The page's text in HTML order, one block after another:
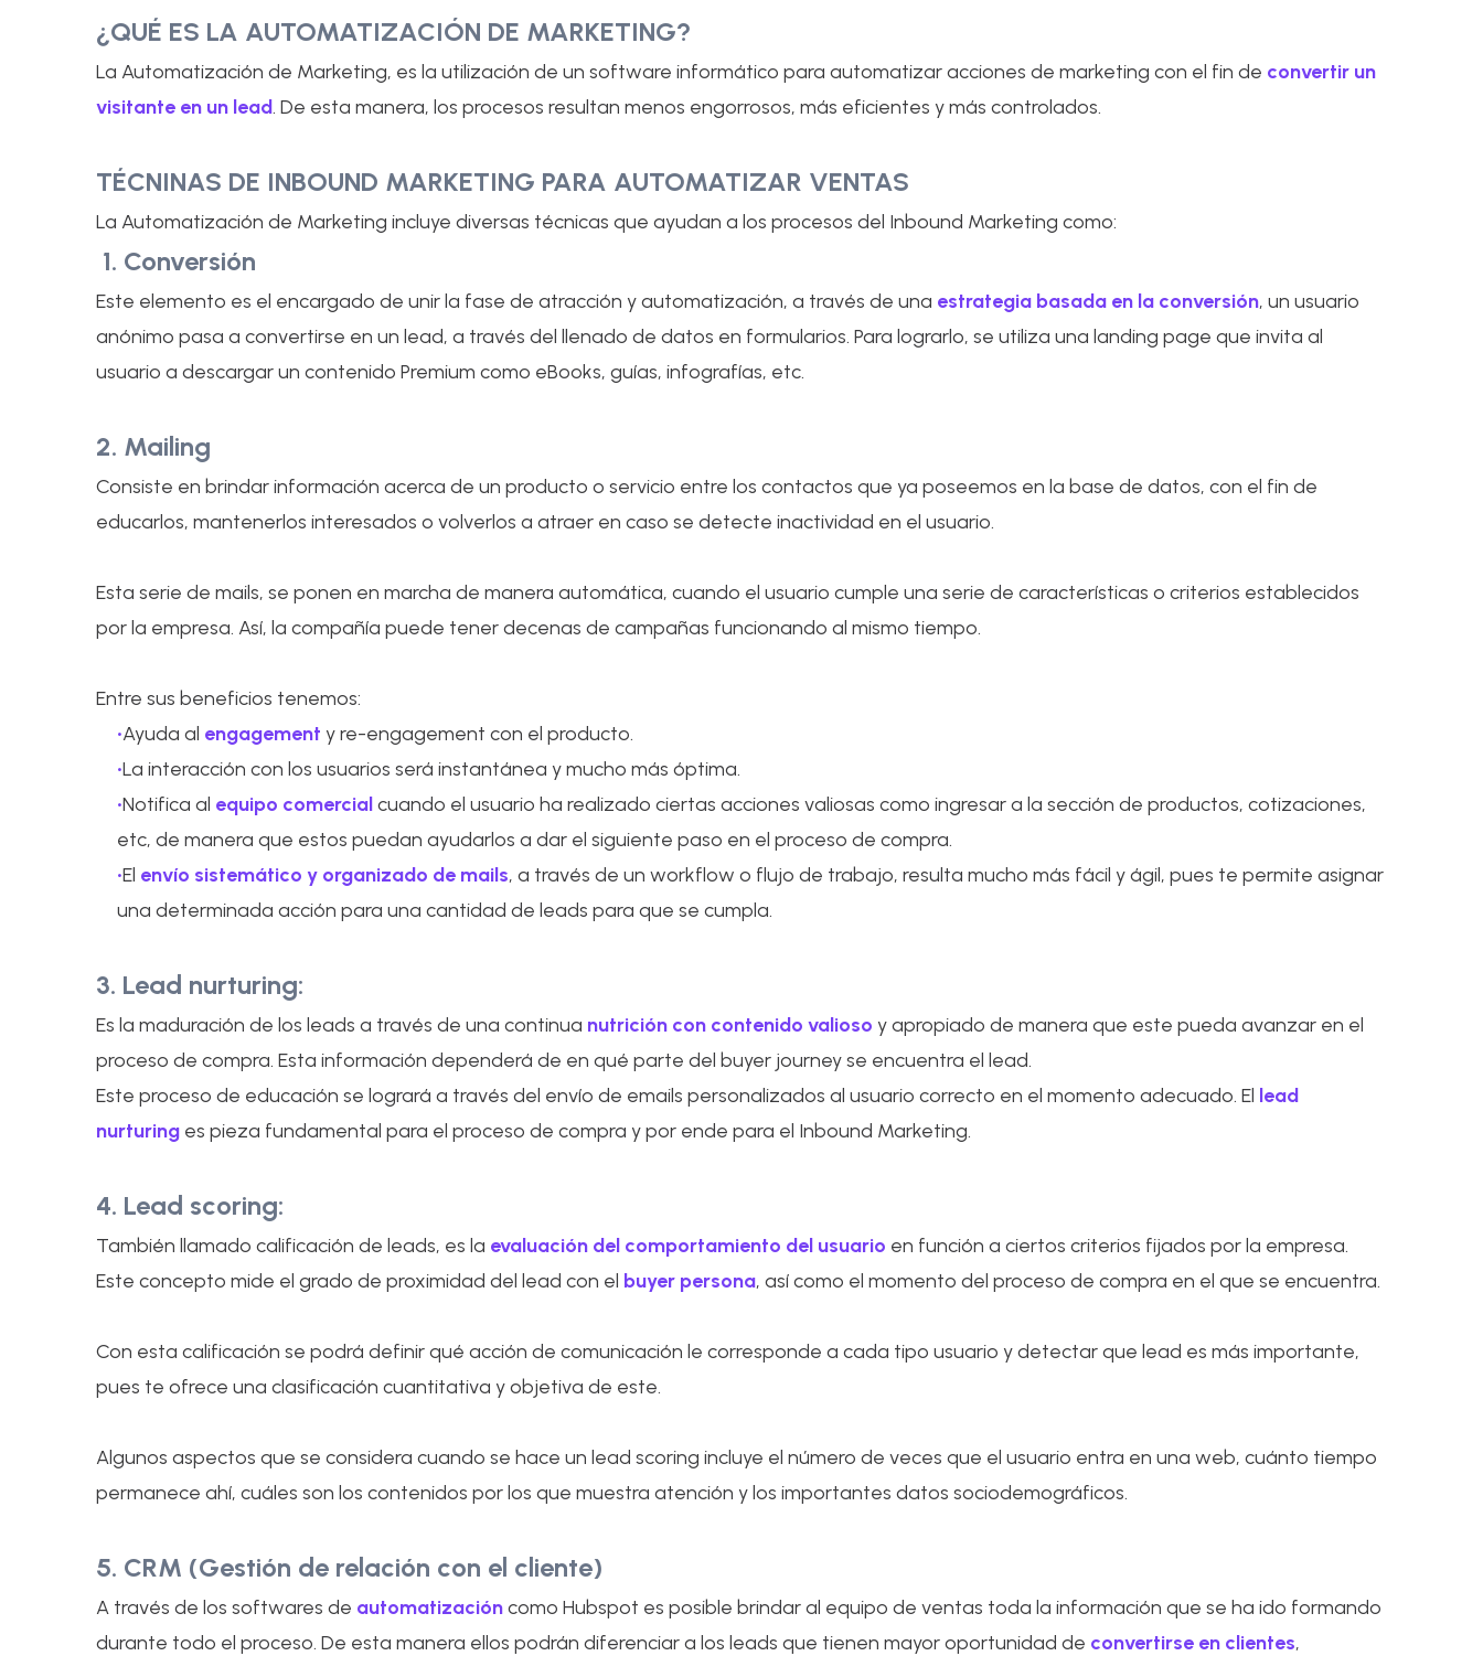
¿QUÉ ES LA AUTOMATIZACIÓN DE MARKETING?
La Automatización de Marketing, es la utilización de un software informático para automatizar acciones de marketing con el fin de convertir un
visitante en un lead. De esta manera, los procesos resultan menos engorrosos, más eficientes y más controlados.
TÉCNINAS DE INBOUND MARKETING PARA AUTOMATIZAR VENTAS
La Automatización de Marketing incluye diversas técnicas que ayudan a los procesos del Inbound Marketing como:
1. Conversión
Este elemento es el encargado de unir la fase de atracción y automatización, a través de una estrategia basada en la conversión, un usuario
anónimo pasa a convertirse en un lead, a través del llenado de datos en formularios. Para lograrlo, se utiliza una landing page que invita al
usuario a descargar un contenido Premium como eBooks, guías, infografías, etc.
2. Mailing
Consiste en brindar información acerca de un producto o servicio entre los contactos que ya poseemos en la base de datos, con el fin de
educarlos, mantenerlos interesados o volverlos a atraer en caso se detecte inactividad en el usuario.
Esta serie de mails, se ponen en marcha de manera automática, cuando el usuario cumple una serie de características o criterios establecidos
por la empresa. Así, la compañía puede tener decenas de campañas funcionando al mismo tiempo.
Entre sus beneficios tenemos:
Ayuda al engagement y re-engagement con el producto.
La interacción con los usuarios será instantánea y mucho más óptima.
Notifica al equipo comercialcuando el usuario ha realizado ciertas acciones valiosas como ingresar a la sección de productos, cotizaciones,
etc, de manera que estos puedan ayudarlos a dar el siguiente paso en el proceso de compra.
El envío sistemático y organizado de mails, a través de un workflow o flujo de trabajo, resulta mucho más fácil y ágil, pues te permite asignar
una determinada acción para una cantidad de leads para que se cumpla.
3. Lead nurturing:
Es la maduración de los leads a través de una continua nutrición con contenido valioso y apropiado de manera que este pueda avanzar en el
proceso de compra. Esta información dependerá de en qué parte del buyer journey se encuentra el lead.
Este proceso de educación se logrará a través del envío de emails personalizados al usuario correcto en el momento adecuado. El lead
nurturing es pieza fundamental para el proceso de compra y por ende para el Inbound Marketing.
4. Lead scoring:
También llamado calificación de leads, es la evaluación del comportamiento del usuario en función a ciertos criterios fijados por la empresa.
Este concepto mide el grado de proximidad del lead con el buyer persona, así como el momento del proceso de compra en el que se encuentra.
Con esta calificación se podrá definir qué acción de comunicación le corresponde a cada tipo usuario y detectar que lead es más importante,
pues te ofrece una clasificación cuantitativa y objetiva de este.
Algunos aspectos que se considera cuando se hace un lead scoring incluye el número de veces que el usuario entra en una web, cuánto tiempo
permanece ahí, cuáles son los contenidos por los que muestra atención y los importantes datos sociodemográficos.
5. CRM (Gestión de relación con el cliente)
A través de los softwares de automatizacióncomo Hubspot es posible brindar al equipo de ventas toda la información que se ha ido formando
durante todo el proceso. De esta manera ellos podrán diferenciar a los leads que tienen mayor oportunidad de convertirse en clientes,